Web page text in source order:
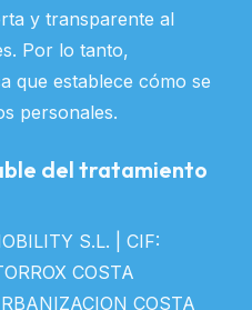
y transparente al
Por lo tanto,
que establece cómo se
personales.
del tratamiento
S.L. | CIF:
COSTA
COSTA